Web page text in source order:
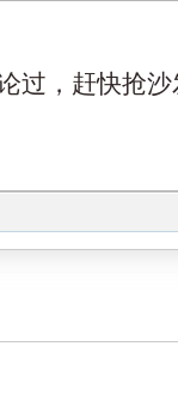
过，赶快抢沙